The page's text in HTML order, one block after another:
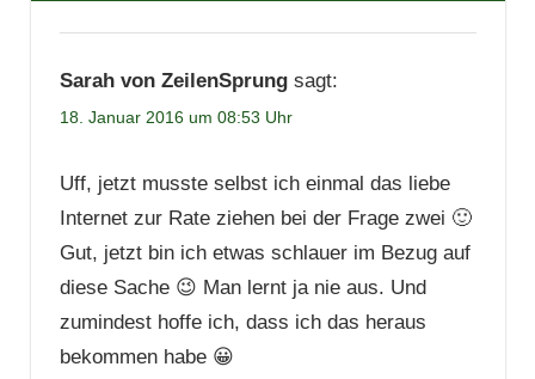
Sarah von ZeilenSprung sagt:
18. Januar 2016 um 08:53 Uhr
Uff, jetzt musste selbst ich einmal das liebe
Internet zur Rate ziehen bei der Frage zwei 🙂
Gut, jetzt bin ich etwas schlauer im Bezug auf
diese Sache 😉 Man lernt ja nie aus. Und
zumindest hoffe ich, dass ich das heraus
bekommen habe 😀